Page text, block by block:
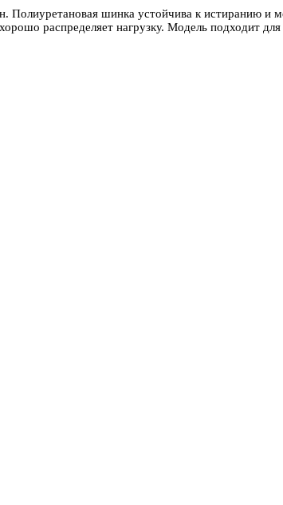
шинка устойчива к истиранию и
распределяет нагрузку. Модель подходит